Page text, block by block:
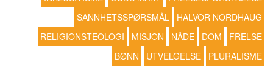
SANNHETSSPØRSMÅL
HALVOR NORDHAUG
RELIGIONSTEOLOGI
MISJON NÅDE DOM
FRELSE
BØNN
UTVELGELSE PLURALISME